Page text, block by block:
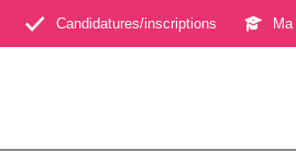
Candidatures/inscriptions Ma